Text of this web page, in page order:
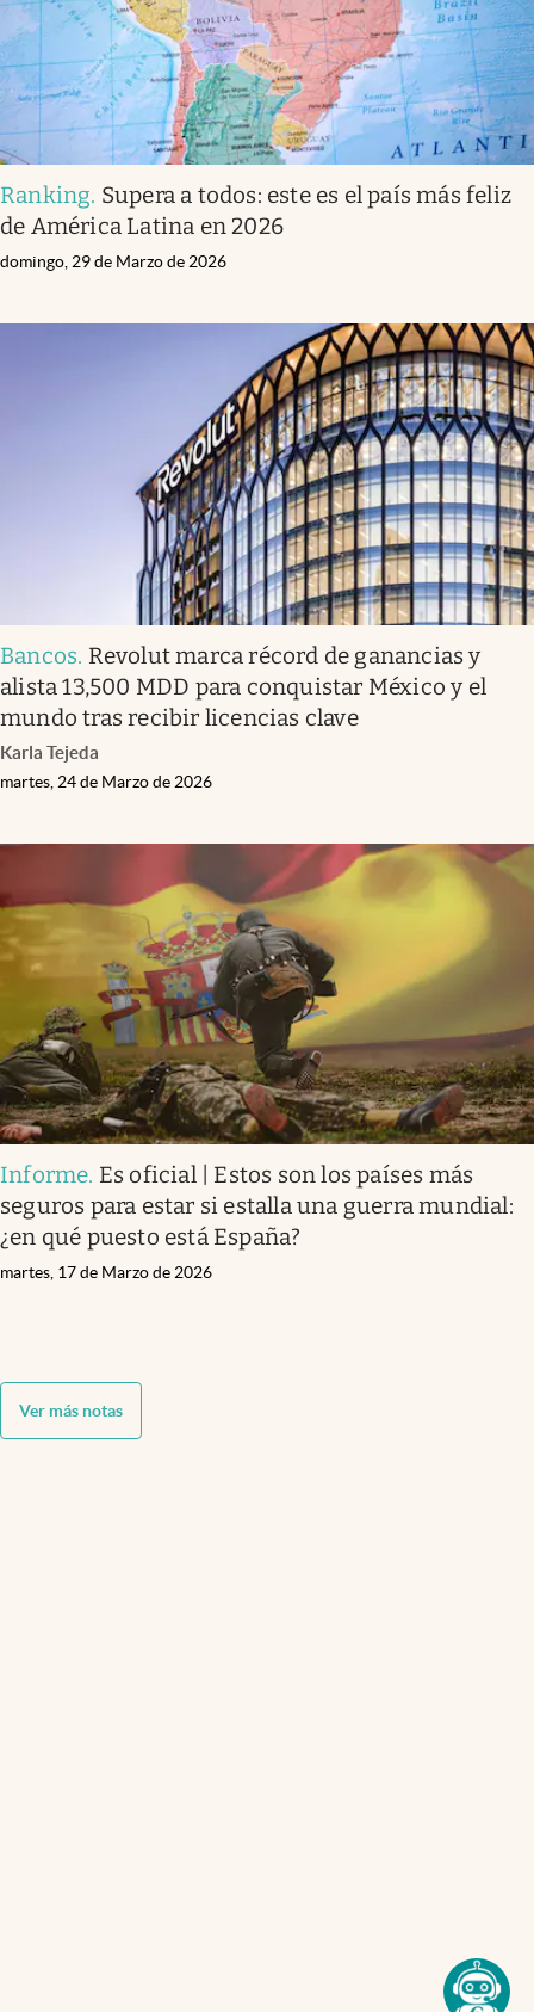
Ranking. Supera a todos: este es el país más feliz
de América Latina en 2026
domingo, 29 de Marzo de 2026
Bancos. Revolut marca récord de ganancias y
alista 13,500 MDD para conquistar México y el
mundo tras recibir licencias clave
Karla Tejeda
martes, 24 de Marzo de 2026
Informe. Es oficial | Estos son los países más
seguros para estar si estalla una guerra mundial:
¿en qué puesto está España?
martes, 17 de Marzo de 2026
Ver más notas